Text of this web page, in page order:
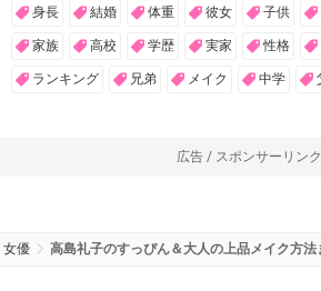
身長 結婚 体重 彼女 子供
家族 高校 学歴 実家 性格
ランキング 兄弟 メイク 中学
広告 / スポンサーリンク
女優 高島礼子のすっぴん＆大人の上品メイク方法